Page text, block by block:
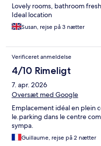
Lovely rooms, bathroom
Ideal location
Susan, rejse på 3 nætter
Verificeret anmeldelse
4/10 Rimeligt
7. apr. 2026
Oversæt med Google
Emplacement idéal en plein
le.parking dans le centre
sympa.
Guillaume, rejse på 2 nætter